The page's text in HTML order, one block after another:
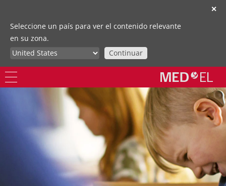
✕
Seleccione un país para ver el contenido relevante
en su zona.
Continuar